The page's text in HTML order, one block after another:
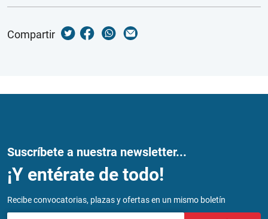
Compartir
Suscríbete a nuestra newsletter...
¡Y entérate de todo!
Recibe convocatorias, plazas y ofertas en un mismo boletín